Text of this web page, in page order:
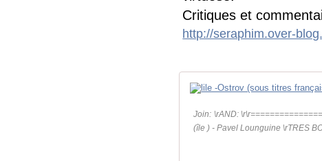
Critiques et
http://seraphim.over-
Join: \rAND:
(île ) - Pavel Lounguine \rTRES